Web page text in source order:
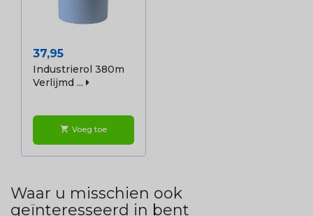
Prijs
37,95
Industrierol 380m
Verlijmd ...
shopping_cart Voeg toe
Waar u misschien ook
geïnteresseerd in bent